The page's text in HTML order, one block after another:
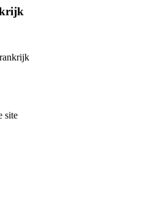
site